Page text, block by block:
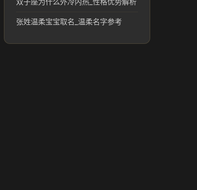
张姓温柔宝宝取名_温柔名字参考